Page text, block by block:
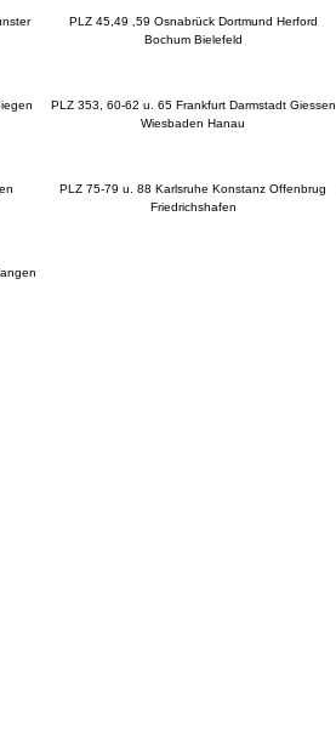
PLZ 45,49 ,59 Osnabrück Dortmund Herford
Bochum Bielefeld
PLZ 353, 60-62 u. 65 Frankfurt Darmstadt Giessen
Wiesbaden Hanau
PLZ 75-79 u. 88 Karlsruhe Konstanz Offenbrug
Friedrichshafen